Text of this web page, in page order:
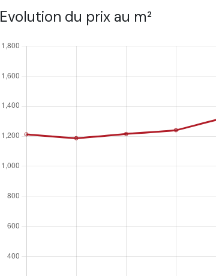
Evolution du prix au m²